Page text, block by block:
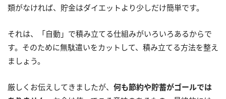
類がなければ、貯金はダイエットより少しだけ簡単です。
それは、「自動」で積み立てる仕組みがいろいろあるからで
す。そのために無駄遣いをカットして、積み立てる方法を整え
ましょう。
厳しくお伝えしてきましたが、 何も節約や貯蓄がゴールでは